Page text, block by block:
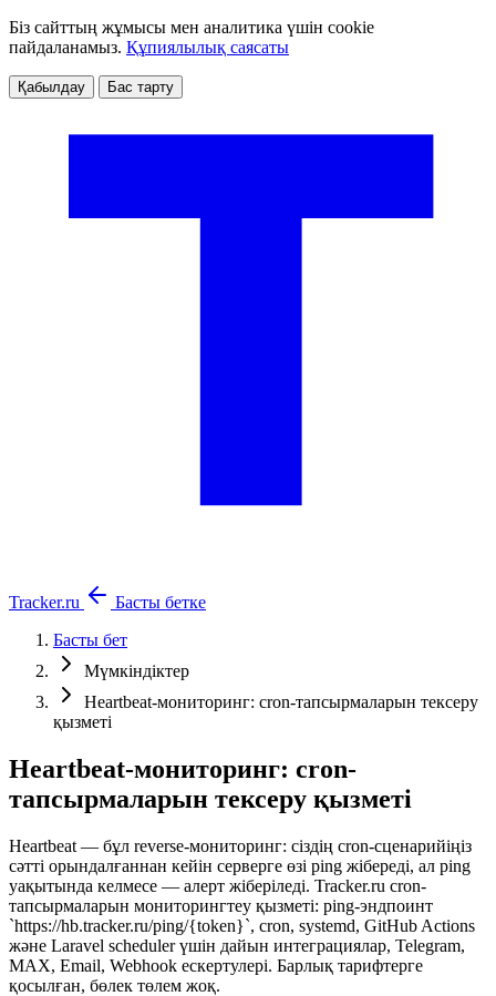
Біз сайттың жұмысы мен аналитика үшін cookie
пайдаланамыз. Құпиялылық саясаты
Қабылдау Бас тарту
Tracker.ru
Басты бетке
Басты бет
Мүмкіндіктер
Heartbeat-мониторинг: cron-тапсырмаларын тексеру
қызметі
Heartbeat-мониторинг: cron-
тапсырмаларын тексеру қызметі
Heartbeat — бұл reverse-мониторинг: сіздің cron-сценарийіңіз
сәтті орындалғаннан кейін серверге өзі ping жібереді, ал ping
уақытында келмесе — алерт жіберіледі. Tracker.ru cron-
тапсырмаларын мониторингтеу қызметі: ping-эндпоинт
`https://hb.tracker.ru/ping/{token}`, cron, systemd, GitHub Actions
және Laravel scheduler үшін дайын интеграциялар, Telegram,
MAX, Email, Webhook ескертулері. Барлық тарифтерге
қосылған, бөлек төлем жоқ.